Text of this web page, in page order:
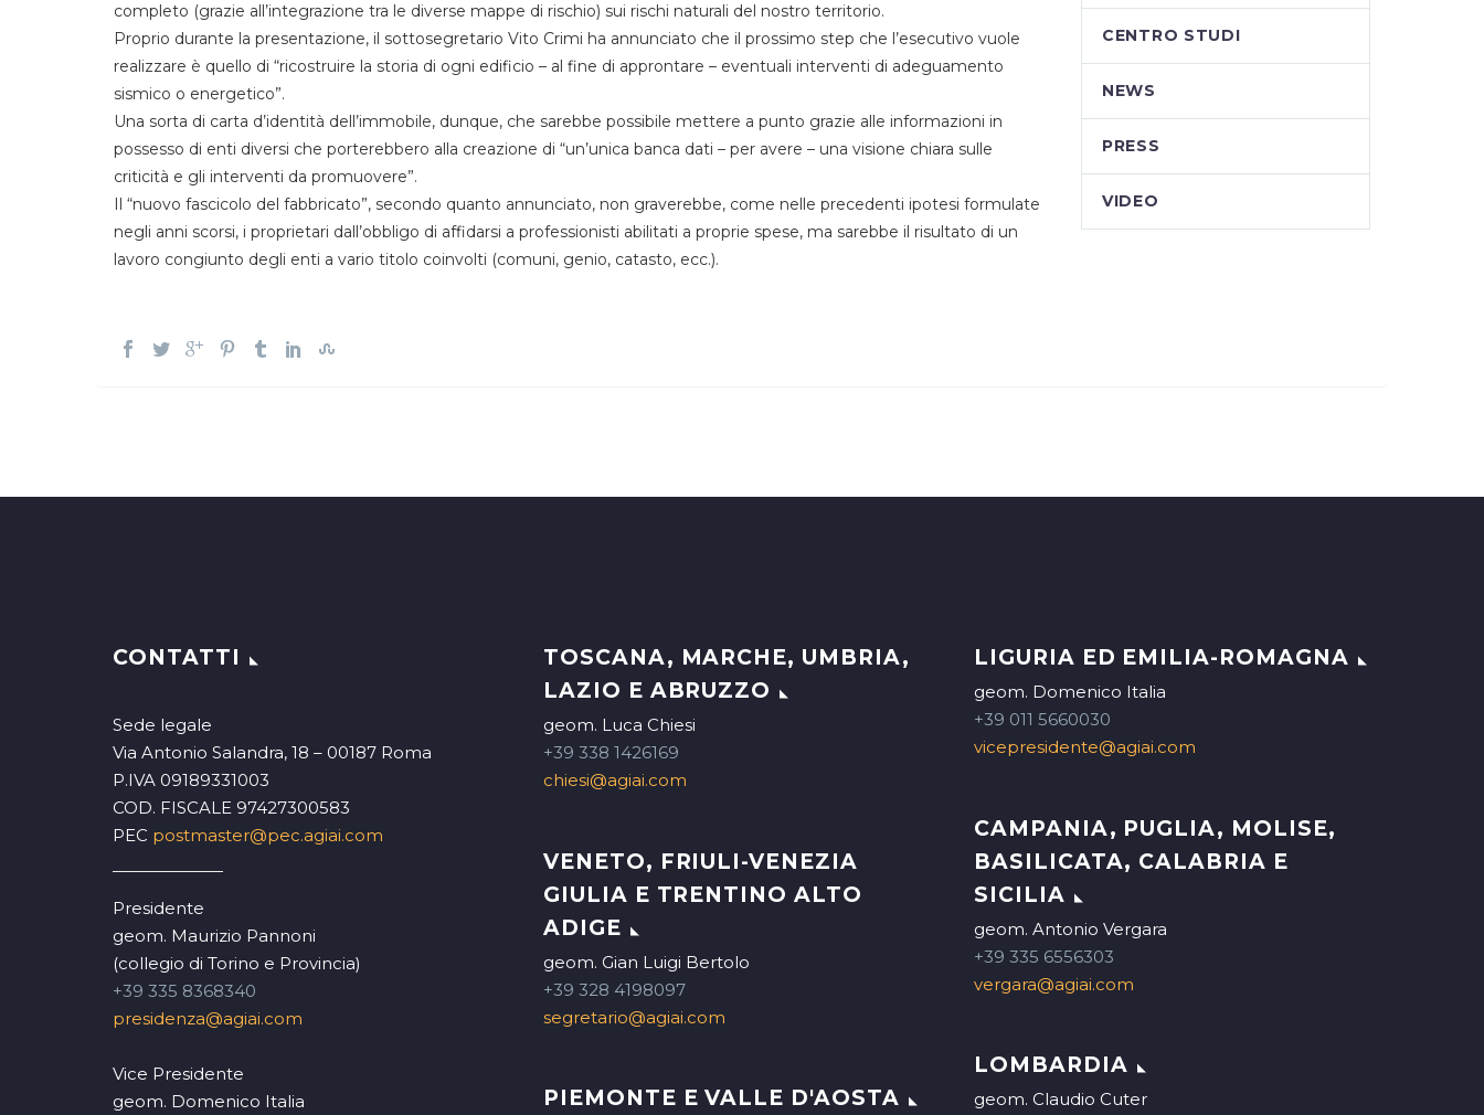
completo (grazie all’integrazione tra le diverse mappe di rischio) sui rischi naturali del nostro territorio.
Proprio durante la presentazione, il sottosegretario Vito Crimi ha annunciato che il prossimo step che l’esecutivo vuole
realizzare è quello di “ricostruire la storia di ogni edificio – al fine di approntare – eventuali interventi di adeguamento
sismico o energetico”.
Una sorta di carta d’identità dell’immobile, dunque, che sarebbe possibile mettere a punto grazie alle informazioni in
possesso di enti diversi che porterebbero alla creazione di “un’unica banca dati – per avere – una visione chiara sulle
criticità e gli interventi da promuovere”.
Il “nuovo fascicolo del fabbricato”, secondo quanto annunciato, non graverebbe, come nelle precedenti ipotesi formulate
negli anni scorsi, i proprietari dall’obbligo di affidarsi a professionisti abilitati a proprie spese, ma sarebbe il risultato di un
lavoro congiunto degli enti a vario titolo coinvolti (comuni, genio, catasto, ecc.).
CENTRO STUDI
NEWS
PRESS
VIDEO
CONTATTI
Sede legale
Via Antonio Salandra, 18 – 00187 Roma
P.IVA 09189331003
COD. FISCALE 97427300583
PEC postmaster@pec.agiai.com
Presidente
geom. Maurizio Pannoni
(collegio di Torino e Provincia)
+39 335 8368340
presidenza@agiai.com
Vice Presidente
geom. Domenico Italia
TOSCANA, MARCHE, UMBRIA,
LAZIO E ABRUZZO
geom. Luca Chiesi
+39 338 1426169
chiesi@agiai.com
VENETO, FRIULI-VENEZIA
GIULIA E TRENTINO ALTO
ADIGE
geom. Gian Luigi Bertolo
+39 328 4198097
segretario@agiai.com
PIEMONTE E VALLE D'AOSTA
LIGURIA ED EMILIA-ROMAGNA
geom. Domenico Italia
+39 011 5660030
vicepresidente@agiai.com
CAMPANIA, PUGLIA, MOLISE,
BASILICATA, CALABRIA E
SICILIA
geom. Antonio Vergara
+39 335 6556303
vergara@agiai.com
LOMBARDIA
geom. Claudio Cuter